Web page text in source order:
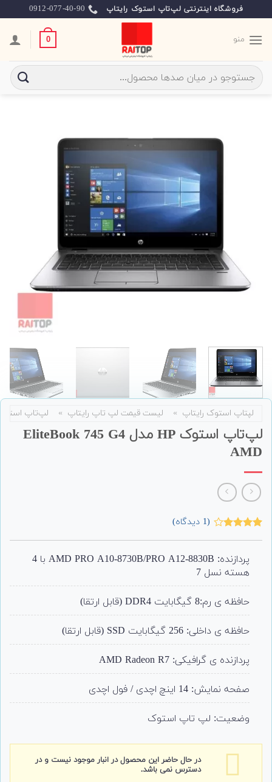
to
content
فروشگاه اینترنتی لپ‌تاپ استوک رایتاپ 0912-077-40-90
منو 0
جستجو
برای:
لپتاپ استوک رایتاپ » لیست قیمت لپ تاپ رایتاپ » لپ‌تاپ
لپ‌تاپ استوک HP مدل EliteBook 745 G4
AMD
امتیاز
مشتری
(
1 دیدگاه)
پردازنده: AMD PRO A10-8730B/PRO A12-8830B با 4
هسته نسل 7
حافظه ی رم:8 گیگابایت DDR4 (قابل ارتقا)
حافظه ی داخلی: 256 گیگابایت SSD (قابل ارتقا)
پردازنده ی گرافیکی: AMD Radeon R7
صفحه نمایش: 14 اینچ اچدی / فول اچدی
وضعیت: لپ تاپ استوک
در حال حاضر این محصول در انبار موجود نیست و در
دسترس نمی باشد.